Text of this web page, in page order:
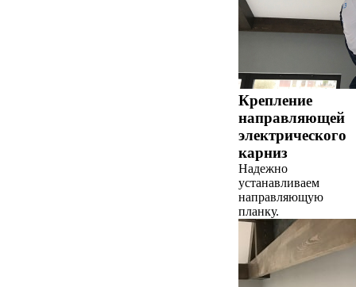
Крепление
направляющей
электрического
карниз
Надежно
устанавливаем
направляющую
планку.